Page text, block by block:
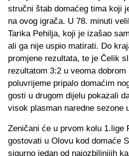
stručni štab domaćeg tima koji
na ovog igrača. U 78. minuti
Tarika Pehilja, koji je izašao
ali ga nije uspio matirati. Do
promjene rezultata, te je Čelik
rezultatom 3:2 u veoma
poluvrijeme pripalo domaćim
gosti u drugom dijelu pokazali
visok plasman naredne sezone
Zeničani će u prvom kolu 1.lige
gostovati u Olovu kod domaće
sigurno jedan od najozbiljnijih